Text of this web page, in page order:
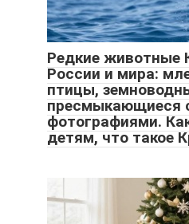
Редкие животные
России и мира:
птицы,
пресмыкающиеся
фотографиями.
детям, что такое